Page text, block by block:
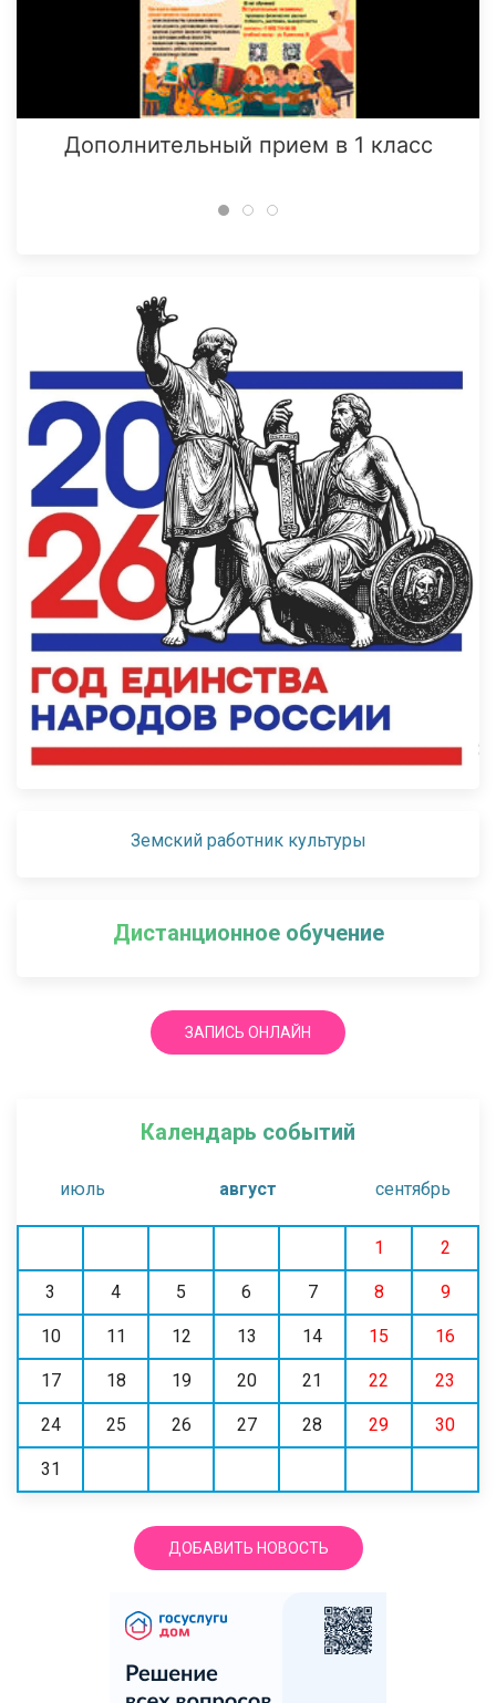
Дополнительный прием в 1 класс
Земский работник культуры
Дистанционное обучение
ЗАПИСЬ ОНЛАЙН
Календарь событий
июль август сентябрь
1 2
3 4 5 6 7 8 9
10 11 12 13 14 15 16
17 18 19 20 21 22 23
24 25 26 27 28 29 30
31
ДОБАВИТЬ НОВОСТЬ